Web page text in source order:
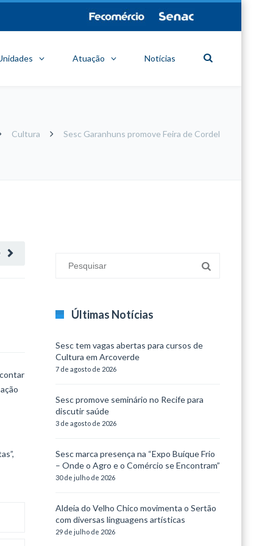
Atuação Notícias
Cultura Sesc Garanhuns promove Feira de Cordel
Últimas Notícias
Sesc tem vagas abertas para cursos de
Cultura em Arcoverde
7 de agosto de 2026
Sesc promove seminário no Recife para
discutir saúde
3 de agosto de 2026
Sesc marca presença na “Expo Buíque Frio
– Onde o Agro e o Comércio se Encontram”
30 de julho de 2026
Aldeia do Velho Chico movimenta o Sertão
com diversas linguagens artísticas
29 de julho de 2026